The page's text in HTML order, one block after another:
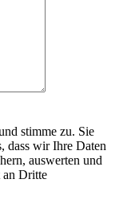
stimme zu. Sie
dass wir Ihre Daten
auswerten und
an Dritte